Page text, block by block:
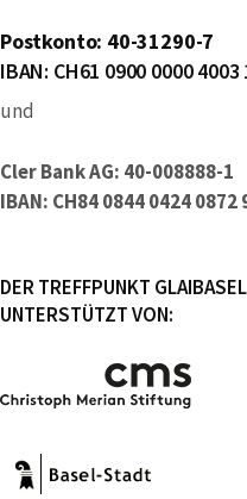
Postkonto: 40-31290-7
IBAN: CH61 0900 0000 4003
und
Cler Bank AG: 40-008888-1
IBAN: CH84 0844 0424 0872
DER TREFFPUNKT
UNTERSTÜTZT VON: